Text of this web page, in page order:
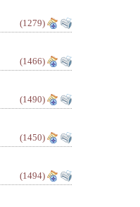
(1279)
(1466)
(1490)
(1450)
(1494)